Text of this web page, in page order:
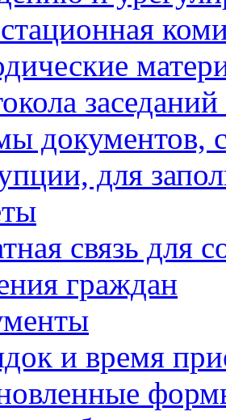
документов,
для
связь для
граждан
и время